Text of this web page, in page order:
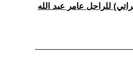
للراحل عامر عبد الله